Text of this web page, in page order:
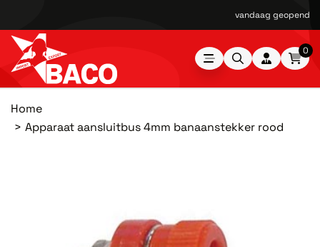
vandaag geopend
0
Home
Apparaat aansluitbus 4mm banaanstekker rood